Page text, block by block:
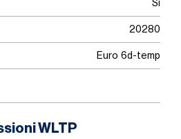
Si
20280
Euro 6d-temp
WLTP